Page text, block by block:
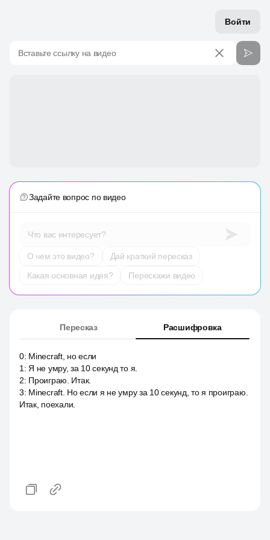
Войти
Вставьте ссылку на видео
Задайте вопрос по видео
Что вас интересует?
О чем это видео?
Дай краткий пересказ
Какая основная идея?
Перескажи видео
Пересказ Расшифровка
0: Minecraft, но если
1 : Я не умру, за 10 секунд то я.
2: Проиграю. Итак.
3: Minecraft. Но если я не умру за 10 секунд, то я проиграю.
Итак, поехали.